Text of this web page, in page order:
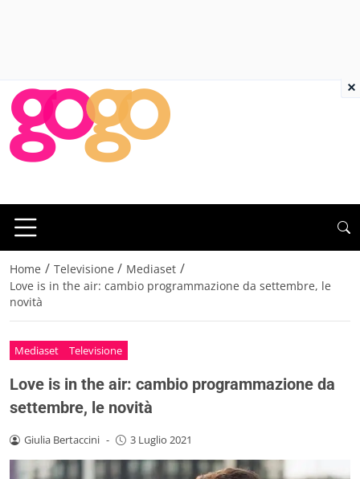
Home / Televisione / Mediaset /
Love is in the air: cambio programmazione da settembre, le
novità
Mediaset Televisione
Love is in the air: cambio programmazione da
settembre, le novità
Giulia Bertaccini - 3 Luglio 2021
×